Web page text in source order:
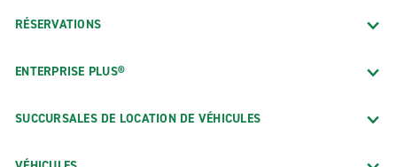
RÉSERVATIONS
ENTERPRISE PLUS®
SUCCURSALES DE LOCATION DE VÉHICULES